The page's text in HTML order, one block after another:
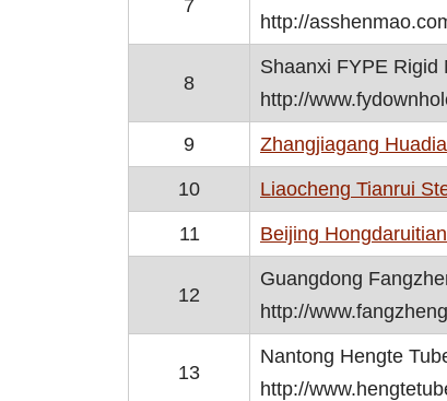
7
http://
8
Shaanxi FYPE Rigid
http://
9 Zhangjiagang
10 Liaocheng Tianrui
11 Beijing
12
Guangdong
http://
13
Nantong Hengte
http://